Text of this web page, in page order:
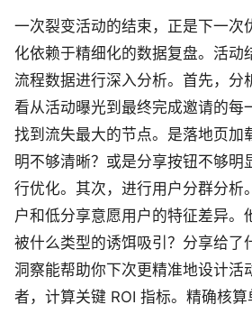
一次裂变活动的结束，正是下一次
化依赖于精细化的数据复盘。活动
流程数据进行深入分析。首先，分
看从活动曝光到最终完成邀请的每
找到流失最大的节点。是落地页加
明不够清晰？或是分享按钮不够明
行优化。其次，进行用户分群分析
户和低分享意愿用户的特征差异。
被什么类型的诱饵吸引？分享给了
洞察能帮助你下次更精准地设计活
者，计算关键 ROI 指标。精确核